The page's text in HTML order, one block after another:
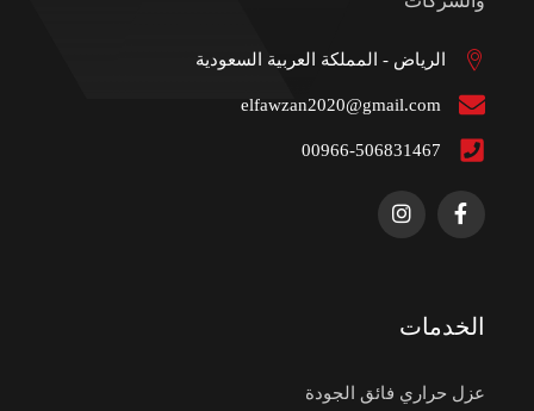
الرياض - المملكة العربية السعودية
elfawzan2020@gmail.com
00966-506831467
الخدمات
عزل حراري فائق الجودة